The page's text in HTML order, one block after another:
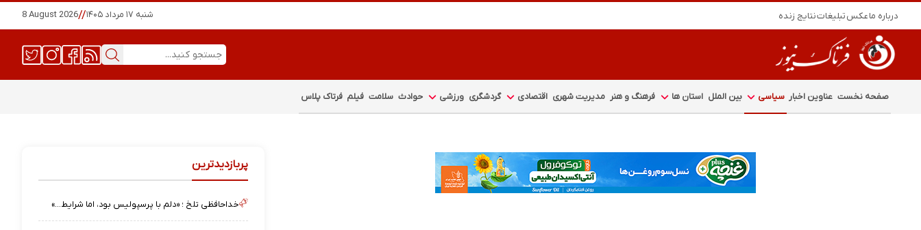
درباره ماعکستبلیغاتنتایج زنده شنبه ۱۷ مرداد ۱۴۰۵ //
8 August 2026
صفحه نخست عناوین اخبار سیاسی بین الملل استان ها فرهنگ و هنر مدیریت شهری اقتصادی گردشگری ورزشی حوادث سلامت فیلم فرتاک پلاس
پربازدیدترین
خداحافظی تلخ ؛ «دلم با پرسپولیس بود، اما شرایط…»